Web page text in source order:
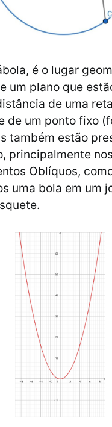
é o lugar
um plano que
de uma
de um ponto fixo
também estão
principalmente nos
Oblíquos,
uma bola em um